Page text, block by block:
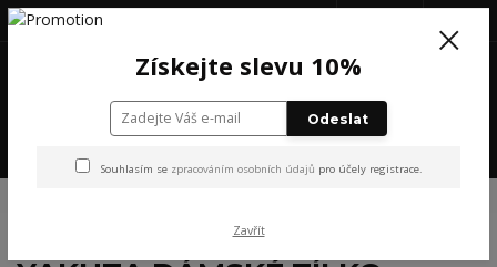
+420 777 199 652
Získejte slevu 10%
Odeslat
Souhlasím se zpracováním osobních údajů pro účely registrace.
Zavřít